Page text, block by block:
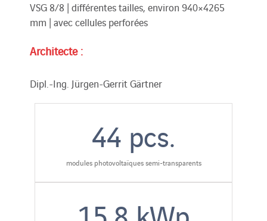
VSG 8/8 | différentes tailles, environ 940×4265
mm | avec cellules perforées
Architecte :
Dipl.-Ing. Jürgen-Gerrit Gärtner
44 pcs.
modules photovoltaïques semi-transparents